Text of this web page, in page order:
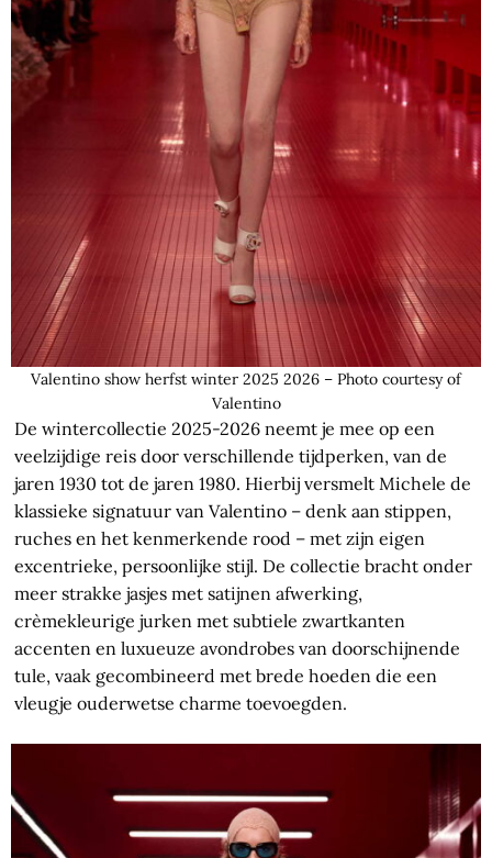
Valentino show herfst winter 2025 2026 – Photo courtesy of
Valentino
De wintercollectie 2025-2026 neemt je mee op een
veelzijdige reis door verschillende tijdperken, van de
jaren 1930 tot de jaren 1980. Hierbij versmelt Michele de
klassieke signatuur van Valentino – denk aan stippen,
ruches en het kenmerkende rood – met zijn eigen
excentrieke, persoonlijke stijl. De collectie bracht onder
meer strakke jasjes met satijnen afwerking,
crèmekleurige jurken met subtiele zwartkanten
accenten en luxueuze avondrobes van doorschijnende
tule, vaak gecombineerd met brede hoeden die een
vleugje ouderwetse charme toevoegden.